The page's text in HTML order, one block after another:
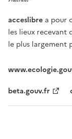
acceslibre a pour
les lieux recevant
le plus largement
beta.gouv.fr